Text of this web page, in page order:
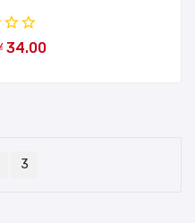
34.00
3